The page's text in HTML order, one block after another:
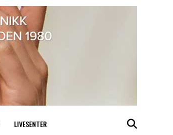
LIVESENTER